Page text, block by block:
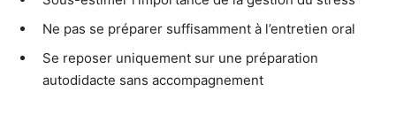
Ne pas se préparer suffisamment à l’entretien oral
Se reposer uniquement sur une préparation
autodidacte sans accompagnement